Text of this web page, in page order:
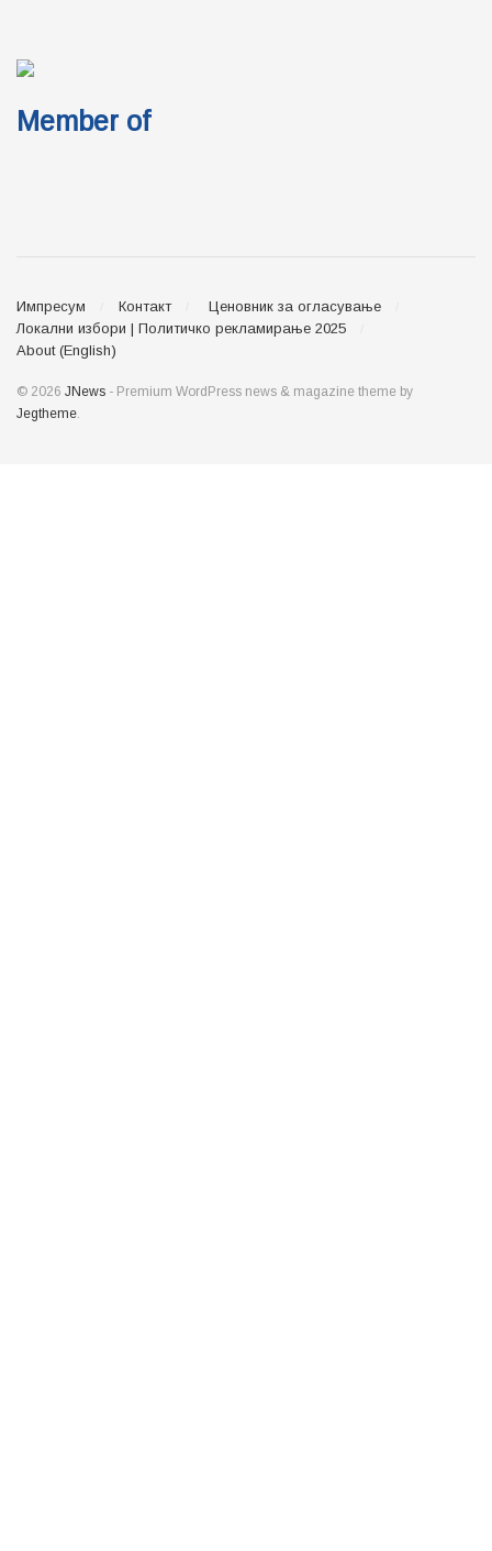
Member of
Импресум Контакт
Ценовник за огласување
Локални избори | Политичко рекламирање 2025
About (English)
© 2026 JNews - Premium WordPress news & magazine theme by
Jegtheme.